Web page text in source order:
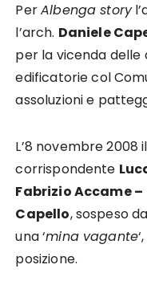
PerAlbenga story
l’arch. Daniele
per la vicenda delle
edificatorie col
assoluzioni e
L’8 novembre
corrispondente
Fabrizio Accame –
Capello, sospeso
una ‘mina vagante
posizione.